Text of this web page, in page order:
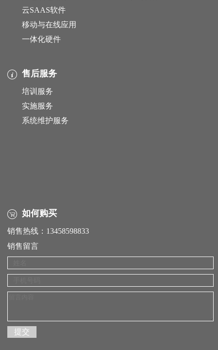
云SAAS软件
移动与在线应用
一体化硬件
售后服务
培训服务
实施服务
系统维护服务
如何购买
销售热线：13458598833
销售留言